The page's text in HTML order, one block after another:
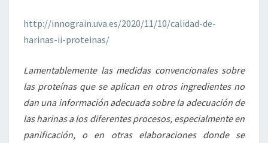
http://innograin.uva.es/2020/11/10/calidad-de-
harinas-ii-proteinas/
Lamentablemente las medidas convencionales sobre
las proteínas que se aplican en otros ingredientes no
dan una información adecuada sobre la adecuación de
las harinas a los diferentes procesos, especialmente en
panificación, o en otras elaboraciones donde se